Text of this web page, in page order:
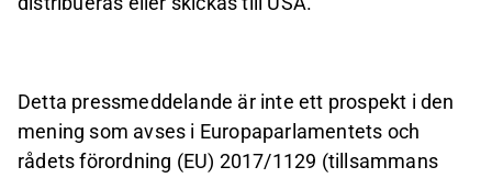
Detta pressmeddelande är inte ett prospekt i den
mening som avses i Europaparlamentets och
rådets förordning (EU) 2017/1129 (tillsammans